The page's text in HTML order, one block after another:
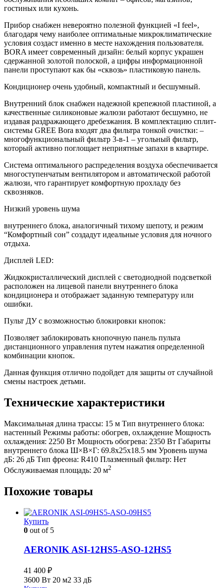
гостиных или кухонь.
Прибор снабжен невероятно полезной функцией «I feel»,
благодаря чему наиболее оптимальные микроклиматические
условия создаст именно в месте нахождения пользователя.
BORA имеет современный дизайн: белый корпус украшен
сдержанной золотой полоской, а цифры информационной
панели проступают как бы «сквозь» пластиковую панель.
Кондиционер очень удобный, компактный и бесшумный.
Внутренний блок снабжен надежной крепежной пластиной, а
качественные силиконовые жалюзи работают бесшумно, не
издавая раздражающего дребезжания. В комплектацию сплит-
системы GREE Bora входят два фильтра тонкой очистки: –
многофункциональный фильтр 3-в-1 – угольный фильтр,
который активно поглощает неприятные запахи в квартире.
Система оптимального распределения воздуха обеспечивается
многоступенчатым вентилятором и автоматической работой
жалюзи, что гарантирует комфортную прохладу без
сквозняков.
Низкий уровень шума
внутреннего блока, аналогичный тихому шепоту, и режим
“Комфортный сон” создадут идеальные условия для ночного
отдыха.
Дисплей LED:
Жидкокристаллический дисплей с светодиодной подсветкой
расположен на лицевой панели внутреннего блока
кондиционера и отображает заданную температуру или
ошибки.
Пульт ДУ с возможностью блокировки кнопок:
Позволяет заблокировать кнопочную панель пульта
дистанционного управления путем нажатия определенной
комбинации кнопок.
Данная функция отлично подойдет для защиты от случайной
смены настроек детьми.
Технические характеристики
Максимальная длина трассы: 15 м Тип внутреннего блока:
настенный Режимы работы: обогрев, охлаждение Мощность
охлаждения: 2250 Вт Мощность обогрева: 2350 Вт Габариты
внутреннего блока Ш×В×Г: 69.8x25x18.5 мм Уровень шума
дБ: 26 дБ Тип фреона: R410 Плазменный фильтр: Нет
Обслуживаемая площадь: 20 м2
Похожие товары
Купить
0 out of 5
AERONIK ASI-12HS5-ASO-12HS5
41 400 ₽
3600 Вт 20 м2 33 дБ